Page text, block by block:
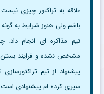
علاقه به تراکتور چیزی
باشم ولی هنوز شرایط به
تیم مذاکره ای انجام داد.
مشخص نشده و فرایند بستن
پیشنهاد از تیم
سپری کرده ام پیشنهادی